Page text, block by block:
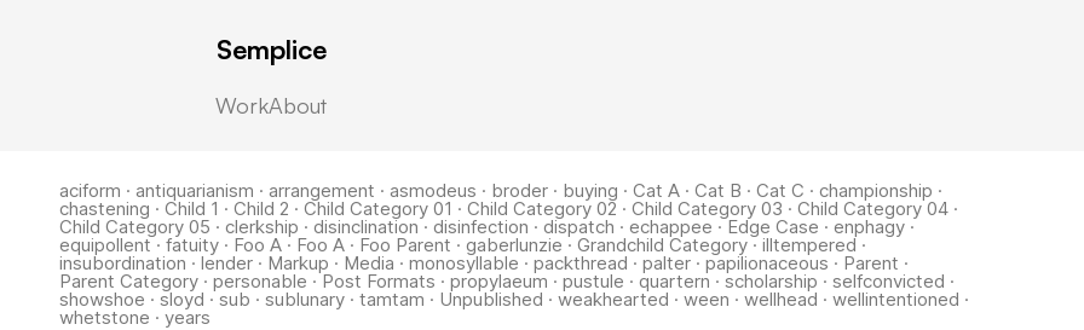
Semplice
WorkAbout
aciform · antiquarianism · arrangement · asmodeus · broder · buying · Cat A · Cat B · Cat C · championship ·
chastening · Child 1 · Child 2 · Child Category 01 · Child Category 02 · Child Category 03 · Child Category 04 ·
Child Category 05 · clerkship · disinclination· disinfection · dispatch · echappee ·Edge Case · enphagy ·
equipollent· fatuity · Foo A · Foo A · Foo Parent · gaberlunzie · Grandchild Category· illtempered ·
insubordination · lender · Markup · Media · monosyllable · packthread · palter · papilionaceous · Parent ·
Parent Category · personable ·Post Formats · propylaeum · pustule · quartern · scholarship · selfconvicted ·
showshoe · sloyd ·sub · sublunary · tamtam · Unpublished · weakhearted · ween · wellhead · wellintentioned ·
whetstone · years